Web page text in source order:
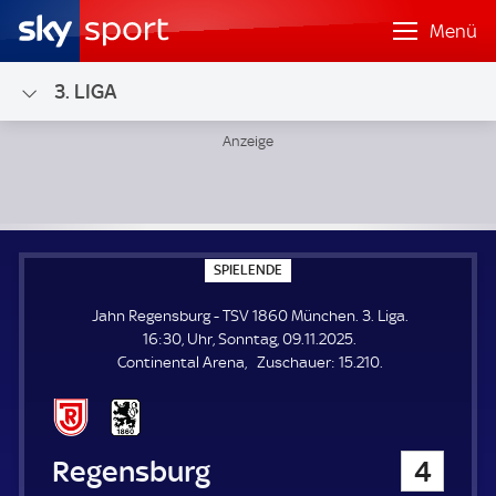
Menü
3. LIGA
SPIELENDE
P
E
L
E
N
Jahn Regensburg - TSV 1860 München. 3. Liga.
16:30, Uhr, Sonntag, 09.11.2025.
Continental Arena
Zuschauer: Z
15.210.
Jahn Regensburg 4